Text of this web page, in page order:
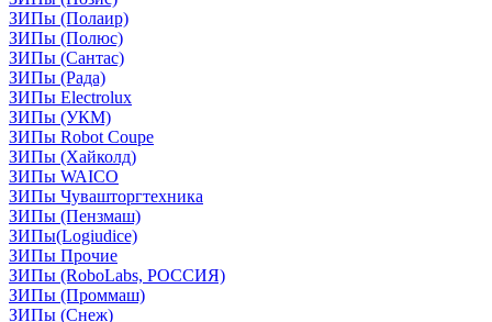
ЗИПы (Полаир)
ЗИПы (Полюс)
ЗИПы (Сантас)
ЗИПы (Рада)
ЗИПы Electrolux
ЗИПы (УКМ)
ЗИПы Robot Coupe
ЗИПы (Хайколд)
ЗИПы WAICO
ЗИПы Чувашторгтехника
ЗИПы (Пензмаш)
ЗИПы(Logiudice)
ЗИПы Прочие
ЗИПы (RoboLabs, РОССИЯ)
ЗИПы (Проммаш)
ЗИПы (Снеж)